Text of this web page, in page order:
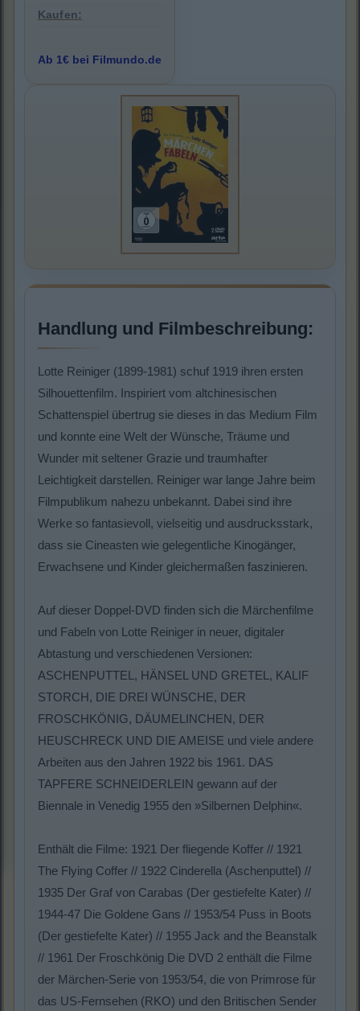
Kaufen:
Ab 1€ bei Filmundo.de
Handlung und Filmbeschreibung:
Lotte Reiniger (1899-1981) schuf 1919 ihren ersten
Silhouettenfilm. Inspiriert vom altchinesischen
Schattenspiel übertrug sie dieses in das Medium Film
und konnte eine Welt der Wünsche, Träume und
Wunder mit seltener Grazie und traumhafter
Leichtigkeit darstellen. Reiniger war lange Jahre beim
Filmpublikum nahezu unbekannt. Dabei sind ihre
Werke so fantasievoll, vielseitig und ausdrucksstark,
dass sie Cineasten wie gelegentliche Kinogänger,
Erwachsene und Kinder gleichermaßen faszinieren.
Auf dieser Doppel-DVD finden sich die Märchenfilme
und Fabeln von Lotte Reiniger in neuer, digitaler
Abtastung und verschiedenen Versionen:
ASCHENPUTTEL, HÄNSEL UND GRETEL, KALIF
STORCH, DIE DREI WÜNSCHE, DER
FROSCHKÖNIG, DÄUMELINCHEN, DER
HEUSCHRECK UND DIE AMEISE und viele andere
Arbeiten aus den Jahren 1922 bis 1961. DAS
TAPFERE SCHNEIDERLEIN gewann auf der
Biennale in Venedig 1955 den »Silbernen Delphin«.
Enthält die Filme: 1921 Der fliegende Koffer // 1921
The Flying Coffer // 1922 Cinderella (Aschenputtel) //
1935 Der Graf von Carabas (Der gestiefelte Kater) //
1944-47 Die Goldene Gans // 1953/54 Puss in Boots
(Der gestiefelte Kater) // 1955 Jack and the Beanstalk
// 1961 Der Froschkönig Die DVD 2 enthält die Filme
der Märchen-Serie von 1953/54, die von Primrose für
das US-Fernsehen (RKO) und den Britischen Sender